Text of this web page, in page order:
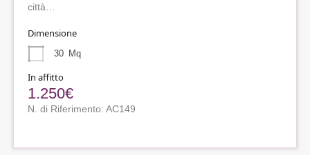
città…
Dimensione
30 Mq
In affitto
1.250€
N. di Riferimento: AC149